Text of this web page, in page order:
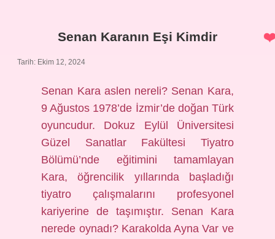
Senan Karanın Eşi Kimdir
Tarih: Ekim 12, 2024
Senan Kara aslen nereli? Senan Kara,
9 Ağustos 1978’de İzmir’de doğan Türk
oyuncudur. Dokuz Eylül Üniversitesi
Güzel Sanatlar Fakültesi Tiyatro
Bölümü’nde eğitimini tamamlayan
Kara, öğrencilik yıllarında başladığı
tiyatro çalışmalarını profesyonel
kariyerine de taşımıştır. Senan Kara
nerede oynadı? Karakolda Ayna Var ve